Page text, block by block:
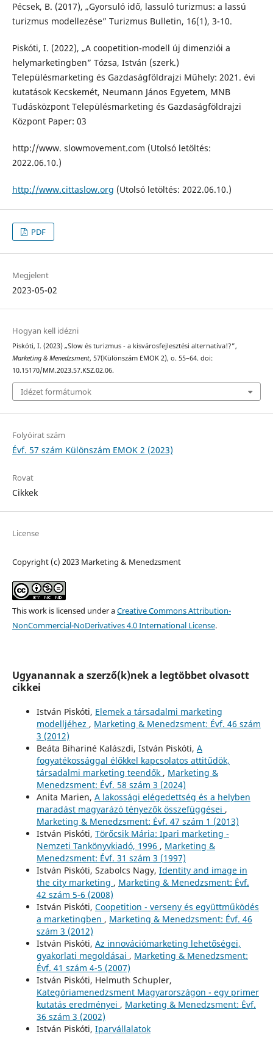
Pécsek, B. (2017), „Gyorsuló idő, lassuló turizmus: a lassú
turizmus modellezése” Turizmus Bulletin, 16(1), 3-10.
Piskóti, I. (2022), „A coopetition-modell új dimenziói a
helymarketingben” Tózsa, István (szerk.)
Településmarketing és Gazdaságföldrajzi Műhely: 2021. évi
kutatások Kecskemét, Neumann János Egyetem, MNB
Tudásközpont Településmarketing és Gazdaságföldrajzi
Központ Paper: 03
http://www. slowmovement.com (Utolsó letöltés:
2022.06.10.)
http://www.cittaslow.org (Utolsó letöltés: 2022.06.10.)
PDF
Megjelent
2023-05-02
Hogyan kell idézni
Piskóti, I. (2023) „Slow és turizmus - a kisvárosfejlesztési alternatíva!?”,
Marketing & Menedzsment, 57(Különszám EMOK 2), o. 55–64. doi:
10.15170/MM.2023.57.KSZ.02.06.
Idézet formátumok
Folyóirat szám
Évf. 57 szám Különszám EMOK 2 (2023)
Rovat
Cikkek
License
Copyright (c) 2023 Marketing & Menedzsment
This work is licensed under aCreative Commons Attribution-
NonCommercial-NoDerivatives 4.0 International License.
Ugyanannak a szerző(k)nek a legtöbbet olvasott
cikkei
István Piskóti, Elemek a társadalmi marketing
modelljéhez , Marketing & Menedzsment: Évf. 46 szám
3 (2012)
Beáta Bihariné Kalászdi, István Piskóti, A
fogyatékossággal élőkkel kapcsolatos attitűdök,
társadalmi marketing teendők , Marketing &
Menedzsment: Évf. 58 szám 3 (2024)
Anita Marien, A lakossági elégedettség és a helyben
maradást magyarázó tényezők összefüggései ,
Marketing & Menedzsment: Évf. 47 szám 1 (2013)
István Piskóti, Törőcsik Mária: Ipari marketing -
Nemzeti Tankönyvkiadó, 1996 , Marketing &
Menedzsment: Évf. 31 szám 3 (1997)
István Piskóti, Szabolcs Nagy, Identity and image in
the city marketing , Marketing & Menedzsment: Évf.
42 szám 5-6 (2008)
István Piskóti, Coopetition - verseny és együttműködés
a marketingben , Marketing & Menedzsment: Évf. 46
szám 3 (2012)
István Piskóti, Az innovációmarketing lehetőségei,
gyakorlati megoldásai , Marketing & Menedzsment:
Évf. 41 szám 4-5 (2007)
István Piskóti, Helmuth Schupler,
Kategóriamenedzsment Magyarországon - egy primer
kutatás eredményei , Marketing & Menedzsment: Évf.
36 szám 3 (2002)
István Piskóti, Iparvállalatok